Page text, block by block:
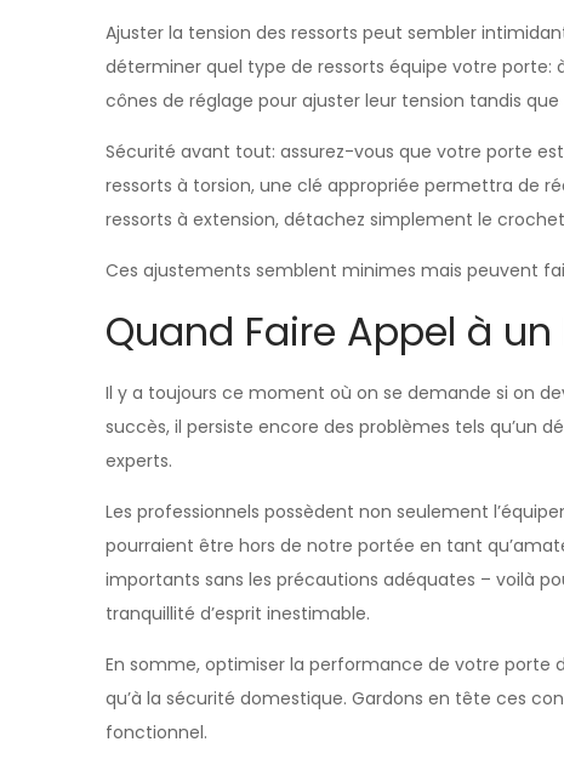
Ajuster la tension des ressorts peut sembler
déterminer quel type de ressorts équipe votre porte:
cônes de réglage pour ajuster leur tension tandis
Sécurité avant tout: assurez-vous que votre porte
ressorts à torsion, une clé appropriée permettra de
ressorts à extension, détachez simplement le
Ces ajustements semblent minimes mais peuvent
Quand Faire Appel à un
Il y a toujours ce moment où on se demande si on
succès, il persiste encore des problèmes tels qu’un
experts.
Les professionnels possèdent non seulement
pourraient être hors de notre portée en tant
importants sans les précautions adéquates – voilà
tranquillité d’esprit inestimable.
En somme, optimiser la performance de votre porte
qu’à la sécurité domestique. Gardons en tête ces
fonctionnel.